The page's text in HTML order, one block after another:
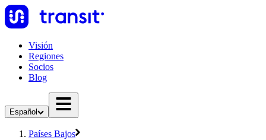
Visión
Regiones
Socios
Blog
Español
Países Bajos